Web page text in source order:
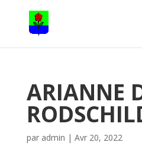
ARIANNE
par admin | Avr 20, 2022